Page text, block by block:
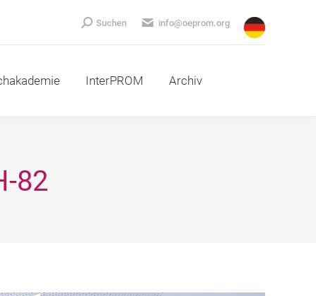
Search:Suchen info@oeprom.org
InterPROM Archiv
82
InterPROM Archiv